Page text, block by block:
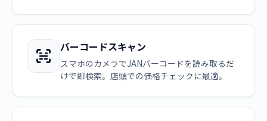
バーコードスキャン
スマホのカメラでJANバーコードを読み取るだ
けで即検索。店頭での価格チェックに最適。